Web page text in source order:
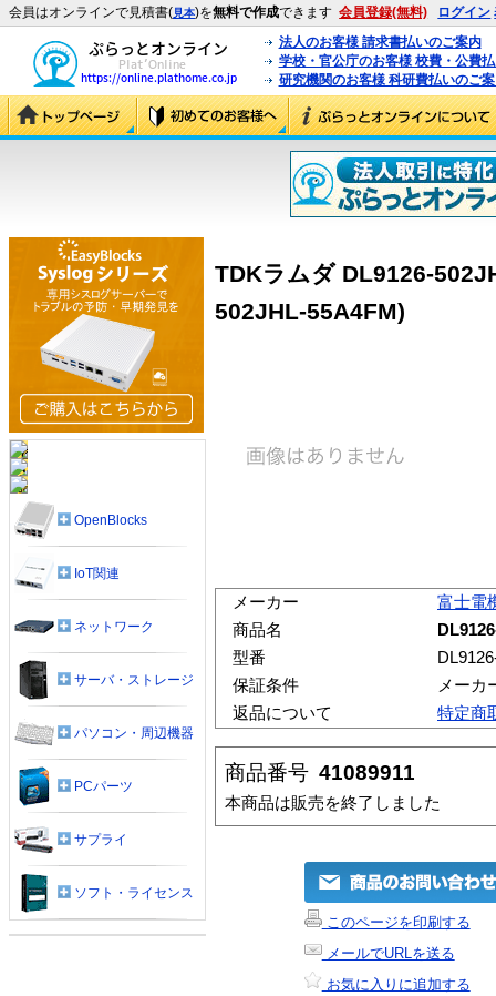
会員はオンラインで見積書(見本)を無料で作成できます 会員登録(無料) ログイン
法人のお客様 請求書払いのご案内
学校・官公庁のお客様 校費・公費
研究機関のお客様 科研費払いのご
TDKラムダ DL9126-
502JHL-55A4FM)
メーカー
富士電
商品名
型番
保証条件
メーカ
返品について
特定商
商品番号 41089911
本商品は販売を終了しました
このページを印刷する
メールでURLを送る
お気に入りに追加する
OpenBlocks
IoT関連
ネットワーク
サーバ・ストレージ
パソコン・周辺機器
PCパーツ
サプライ
ソフト・ライセンス